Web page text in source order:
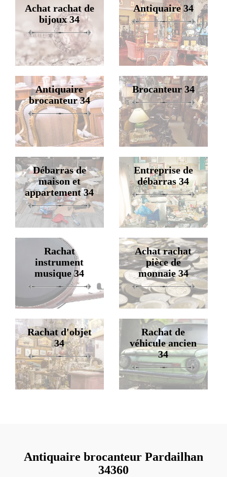
Achat rachat de
bijoux 34
Antiquaire 34
Antiquaire
brocanteur 34
Brocanteur 34
Débarras de
maison et
appartement 34
Entreprise de
débarras 34
Rachat
instrument
musique 34
Achat rachat
pièce de
monnaie 34
Rachat d'objet
34
Rachat de
véhicule ancien
34
Antiquaire brocanteur Pardailhan
34360